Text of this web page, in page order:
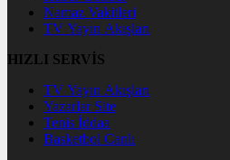
Namaz Vakitleri
TV Yayın Akışları
HIZLI SERVİS
TV Yayın Akışları
Yazarlar Site
Tenis İddaa
Basketbol Canlı